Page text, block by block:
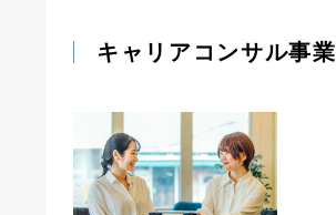
キャリアコンサル事業